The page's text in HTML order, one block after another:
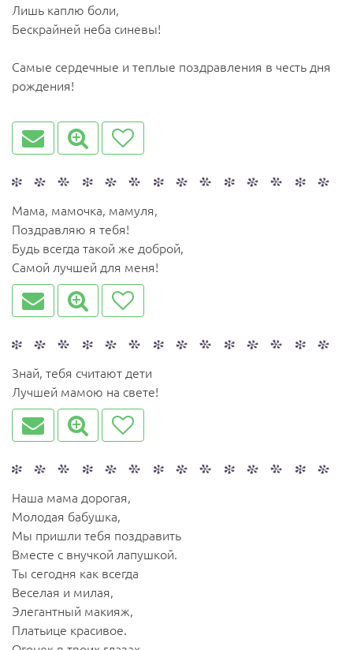
Лишь каплю боли,
Бескрайней неба синевы!
Самые сердечные и теплые поздравления в честь дня
рождения!
Мама, мамочка, мамуля,
Поздравляю я тебя!
Будь всегда такой же доброй,
Самой лучшей для меня!
Знай, тебя считают дети
Лучшей мамою на свете!
Наша мама дорогая,
Молодая бабушка,
Мы пришли тебя поздравить
Вместе с внучкой лапушкой.
Ты сегодня как всегда
Веселая и милая,
Элегантный макияж,
Платьице красивое.